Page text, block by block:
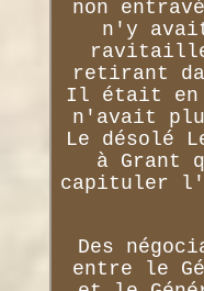
non
n'y
retirant
Il était en
n'avait
Le désolé
à
capituler
Des
entre le